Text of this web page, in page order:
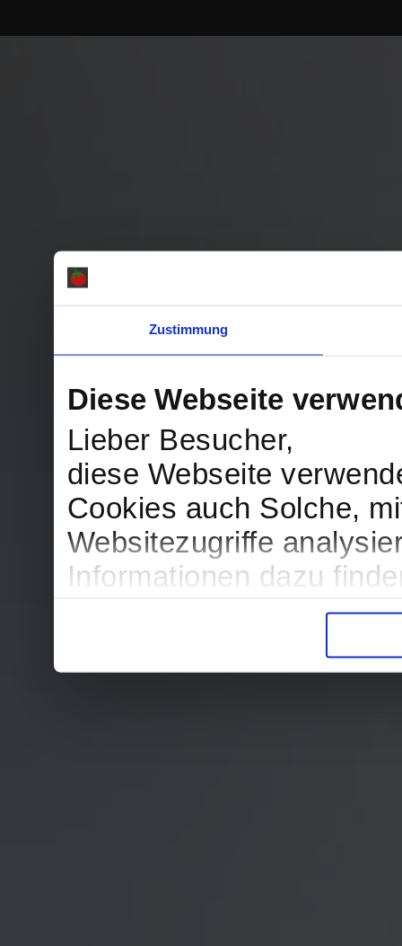
Zustimmung
Diese Webseite
Lieber Besucher,
diese Webseite
Cookies auch Solche,
Websitezugriffe
Informationen dazu
in der
finden die Erklärung in